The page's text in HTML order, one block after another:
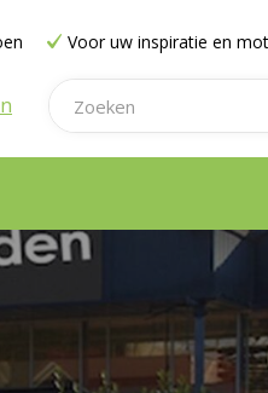
Voor uw inspiratie en